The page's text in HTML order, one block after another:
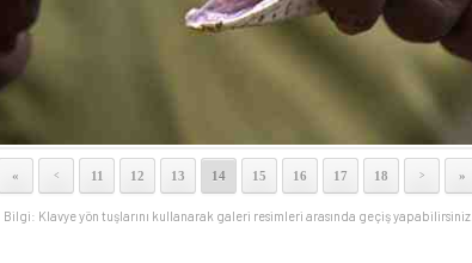
« < 11 12 13 14 15 16 17 18 > »
Bilgi: Klavye yön tuşlarını kullanarak galeri resimleri arasında geçiş yapabilirsiniz.